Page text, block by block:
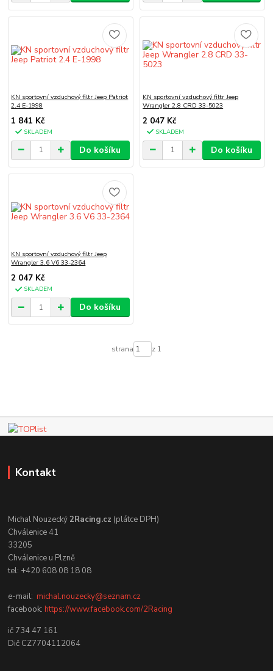
KN sportovní vzduchový filtr Jeep Patriot
2.4 E-1998
1 841 Kč
SKLADEM
Do košíku
KN sportovní vzduchový filtr Jeep
Wrangler 2.8 CRD 33-5023
2 047 Kč
SKLADEM
Do košíku
KN sportovní vzduchový filtr Jeep
Wrangler 3.6 V6 33-2364
2 047 Kč
SKLADEM
Do košíku
strana z 1
Kontakt
Michal Nouzecký2Racing.cz (plátce DPH)
Chválenice 41
33205
Chválenice u Plzně
tel: +420 608 08 18 08
e-mail:michal.nouzecky@seznam.cz
facebook:https://www.facebook.com/2Racing
ič 734 47 161
Dič CZ7704112064